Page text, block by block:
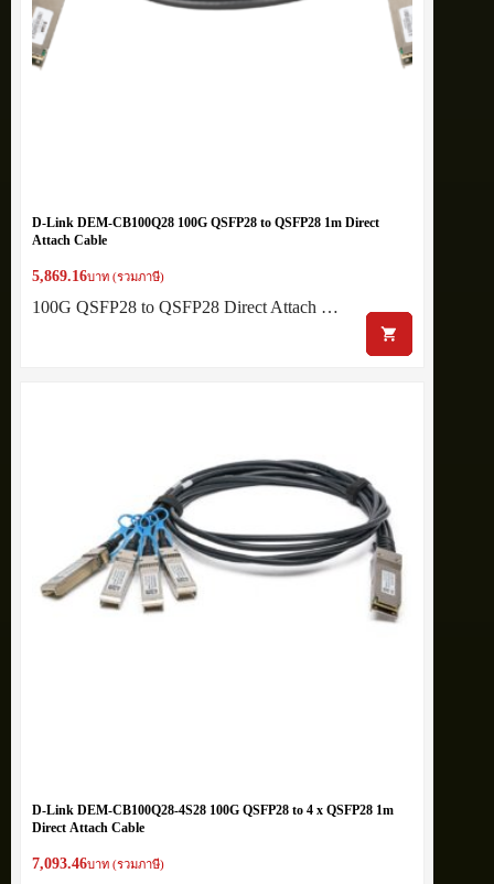
D-Link DEM-CB100Q28 100G QSFP28 to QSFP28 1m Direct
Attach Cable
5,869.16บาท (รวมภาษี)
100G QSFP28 to QSFP28 Direct Attach …
D-Link DEM-CB100Q28-4S28 100G QSFP28 to 4 x QSFP28 1m
Direct Attach Cable
7,093.46บาท (รวมภาษี)